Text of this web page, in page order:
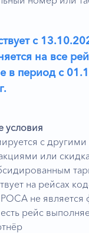
с
на все
в период с
условия
с
или
на рейсах
не является
рейс